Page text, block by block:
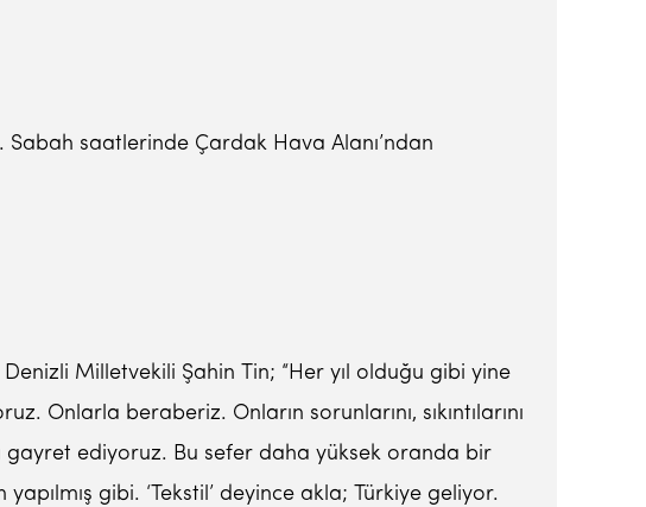
Sabah saatlerinde Çardak Hava Alanı’ndan
Milletvekili Şahin Tin; “Her yıl olduğu gibi yine
Onlarla beraberiz. Onların sorunlarını, sıkıntılarını
gayret ediyoruz. Bu sefer daha yüksek oranda bir
gibi. ‘Tekstil’ deyince akla; Türkiye geliyor.